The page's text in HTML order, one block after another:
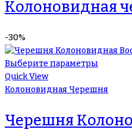
Колоновидная
-30%
Выберите параметры
Quick View
Колоновидная Черешня
Черешня